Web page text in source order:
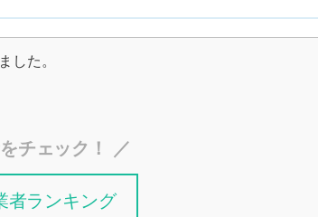
した。
チェック！ ／
者ランキング